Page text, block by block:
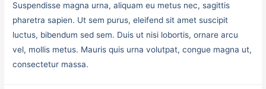
Suspendisse magna urna, aliquam eu metus nec, sagittis
pharetra sapien. Ut sem purus, eleifend sit amet suscipit
luctus, bibendum sed sem. Duis ut nisi lobortis, ornare arcu
vel, mollis metus. Mauris quis urna volutpat, congue magna ut,
consectetur massa.